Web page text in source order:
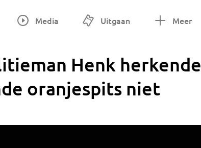
Media Uitgaan Meer
Henk herkende
oranjespits niet